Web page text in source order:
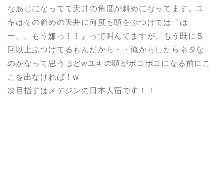
な感じになってて天井の角度が斜めになってます。ユ
キはその斜めの天井に何度も頭をぶつけては『はー
ー。。もう嫌っ！！』って叫んでますが、もう既に５
回以上ぶつけてるもんだから・・俺からしたらネタな
のかなって思うほどwユキの頭がボコボコになる前にこ
こを出なければ！w
次目指すはメデジンの日本人宿です！！